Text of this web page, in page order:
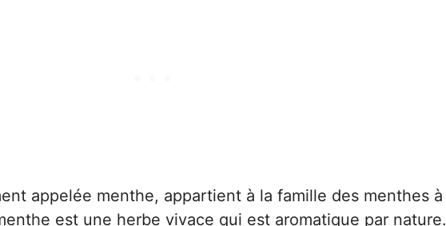
appelée menthe, appartient à la famille des menthes à
est une herbe vivace qui est aromatique par nature.